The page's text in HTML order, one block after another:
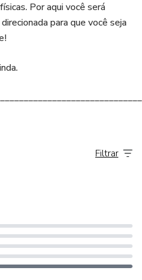
Por aqui você será
para que você seja
Filtrar